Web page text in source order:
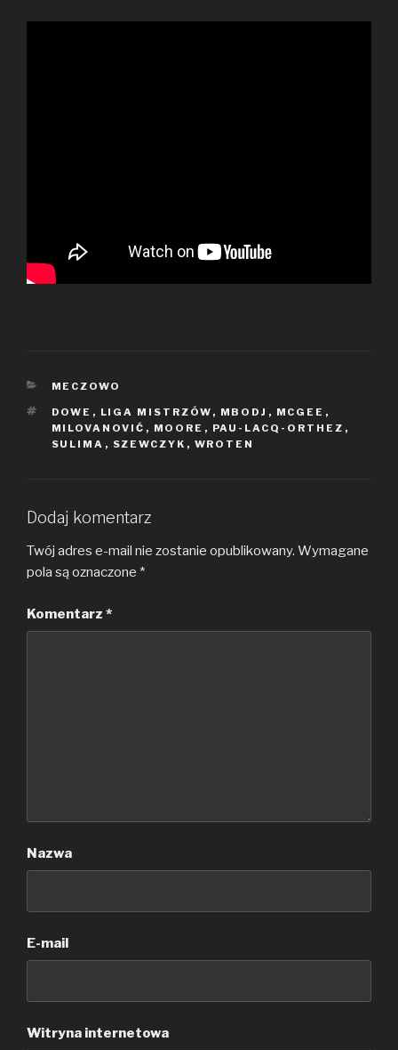
KATEGORIE
MECZOWO
TAGI
DOWE , LIGA MISTRZÓW , MBODJ , MCGEE ,
MILOVANOVIĆ , MOORE , PAU-LACQ-ORTHEZ ,
SULIMA , SZEWCZYK , WROTEN
Dodaj komentarz
Twój adres e-mail nie zostanie opublikowany. Wymagane
pola są oznaczone *
Komentarz *
Nazwa
E-mail
Witryna internetowa